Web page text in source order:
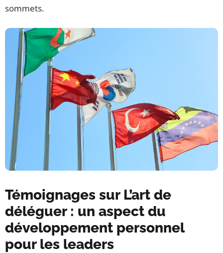
sommets.
Témoignages sur L’art de
déléguer : un aspect du
développement personnel
pour les leaders